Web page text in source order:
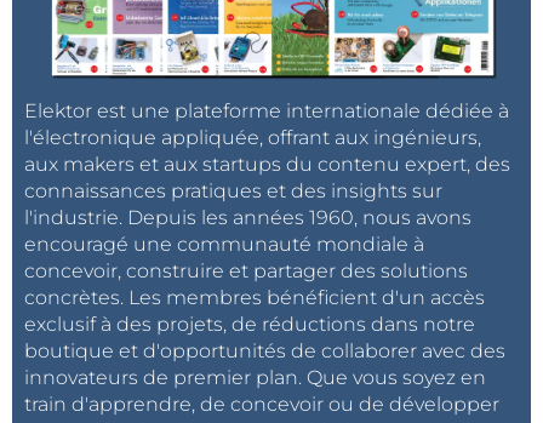
Elektor est une plateforme internationale dédiée à
l'électronique appliquée, offrant aux ingénieurs,
aux makers et aux startups du contenu expert, des
connaissances pratiques et des insights sur
l'industrie. Depuis les années 1960, nous avons
encouragé une communauté mondiale à
concevoir, construire et partager des solutions
concrètes. Les membres bénéficient d'un accès
exclusif à des projets, de réductions dans notre
boutique et d'opportunités de collaborer avec des
innovateurs de premier plan. Que vous soyez en
train d'apprendre, de concevoir ou de développer